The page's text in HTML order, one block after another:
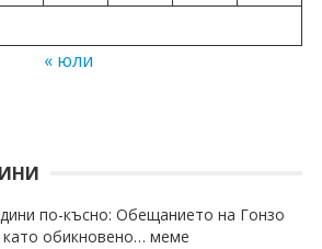
« юли
по-късно: Обещанието на Гонзо
обикновено… меме